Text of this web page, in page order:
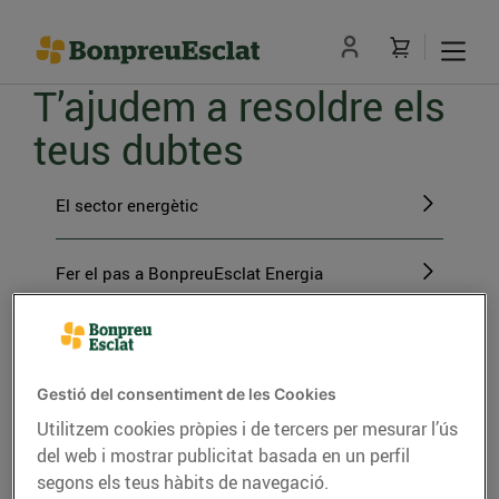
T’ajudem a resoldre els
teus dubtes
El sector energètic
Fer el pas a BonpreuEsclat Energia
Gestions amb BonpreuEsclat Energia
Gestió del consentiment de les Cookies
Utilitzem cookies pròpies i de tercers per mesurar l’ús
del web i mostrar publicitat basada en un perfil
segons els teus hàbits de navegació.